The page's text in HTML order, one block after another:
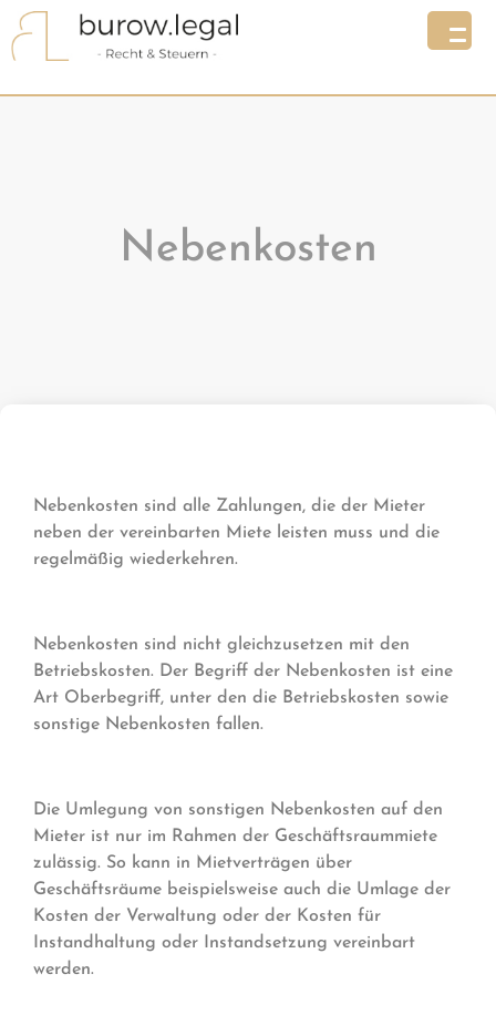
Nebenkosten
Nebenkosten sind alle Zahlungen, die der Mieter
neben der vereinbarten Miete leisten muss und die
regelmäßig wiederkehren.
Nebenkosten sind nicht gleichzusetzen mit den
Betriebskosten. Der Begriff der Nebenkosten ist eine
Art Oberbegriff, unter den die Betriebskosten sowie
sonstige Nebenkosten fallen.
Die Umlegung von sonstigen Nebenkosten auf den
Mieter ist nur im Rahmen der Geschäftsraummiete
zulässig. So kann in Mietverträgen über
Geschäftsräume beispielsweise auch die Umlage der
Kosten der Verwaltung oder der Kosten für
Instandhaltung oder Instandsetzung vereinbart
werden.